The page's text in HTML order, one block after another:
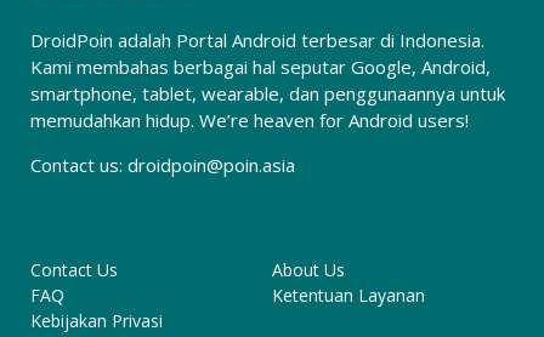
DroidPoin adalah Portal Android terbesar di Indonesia.
Kami membahas berbagai hal seputar Google, Android,
smartphone, tablet, wearable, dan penggunaannya untuk
memudahkan hidup. We’re heaven for Android users!
Contact us: droidpoin@poin.asia
Contact Us
About Us
FAQ
Ketentuan Layanan
Kebijakan Privasi